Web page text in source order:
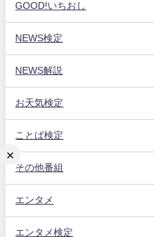
GOOD!いちおし
NEWS検定
NEWS解説
お天気検定
ことば検定
その他番組
エンタメ
エンタメ検定
×